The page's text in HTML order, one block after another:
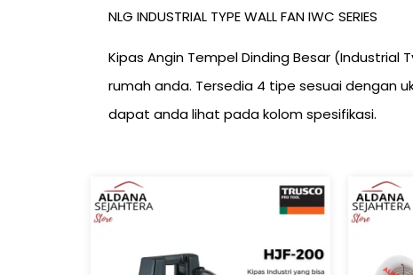
NLG INDUSTRIAL TYPE WALL FAN IWC SERIES
Kipas Angin Tempel Dinding Besar
rumah anda. Tersedia 4 tipe sesuai dengan
dapat anda lihat pada kolom spesifikasi.